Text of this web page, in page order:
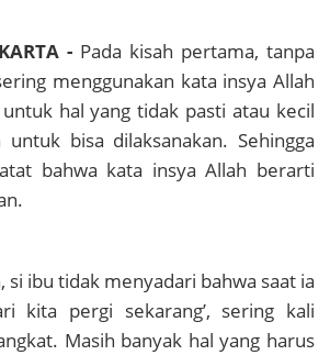
- Pada kisah pertama, tanpa
menggunakan kata insya Allah
hal yang tidak pasti atau kecil
untuk bisa dilaksanakan. Sehingga
bahwa kata insya Allah berarti
si ibu tidak menyadari bahwa saat ia
kita pergi sekarang’, sering kali
Masih banyak hal yang harus